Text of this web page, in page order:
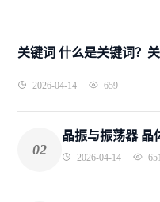
关键词 什么是关键词？
2026-04-14 659
02
晶振与振荡器 晶
2026-04-14